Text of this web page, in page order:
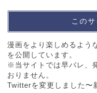
この
漫画をより楽しめるよう
を公開しています。
※当サイトでは早バレ、
おりません。
Twitterを変更しました〜